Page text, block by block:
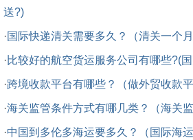
送?)
·国际快递清关需要多久？（清关一个月
·比较好的航空货运服务公司有哪些?(
·跨境收款平台有哪些？（做外贸收款平
·海关监管条件方式有哪几类？（海关
·中国到多伦多海运要多久？（国际海